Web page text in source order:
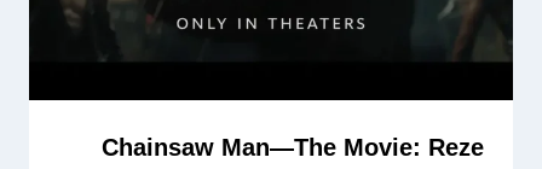
Chainsaw Man—The Movie: Reze